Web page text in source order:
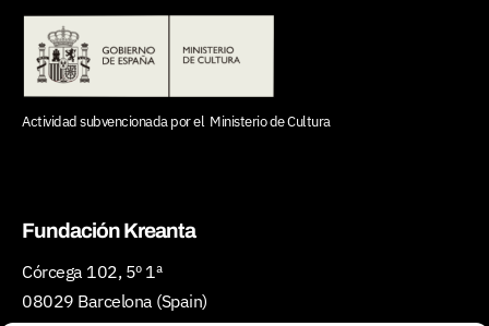
Actividad subvencionada por el Ministerio de Cultura
Fundación Kreanta
Córcega 102, 5º 1ª
08029 Barcelona (Spain)